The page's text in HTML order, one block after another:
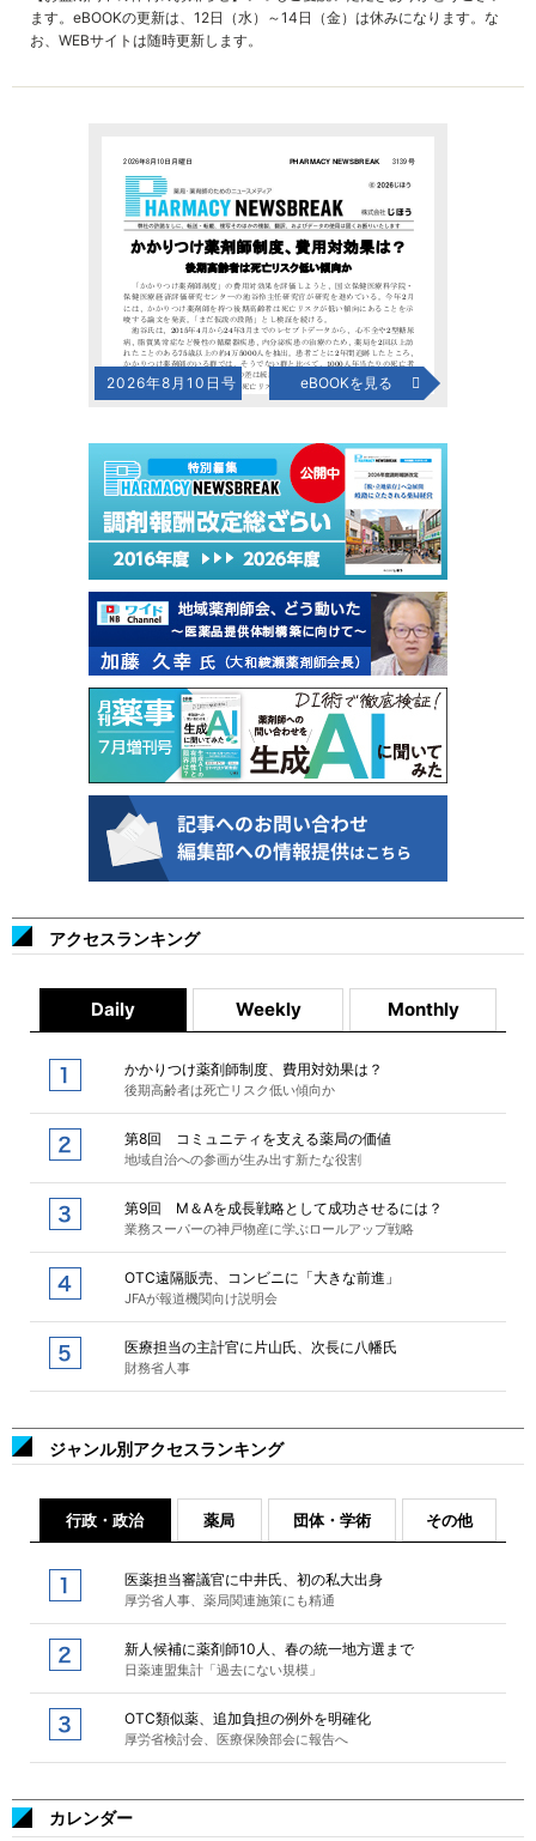
ます。eBOOKの更新は、12日（水）～14日（金）は休みになります。な
お、WEBサイトは随時更新します。
2026年8月10日号 eBOOKを見る
アクセスランキング
Daily Weekly Monthly
かかりつけ薬剤師制度、費用対効果は？
後期高齢者は死亡リスク低い傾向か
第8回 コミュニティを支える薬局の価値
地域自治への参画が生み出す新たな役割
第9回 M＆Aを成長戦略として成功させるには？
業務スーパーの神戸物産に学ぶロールアップ戦略
OTC遠隔販売、コンビニに「大きな前進」
JFAが報道機関向け説明会
医療担当の主計官に片山氏、次長に八幡氏
財務省人事
ジャンル別アクセスランキング
行政・政治 薬局 団体・学術 その他
医薬担当審議官に中井氏、初の私大出身
厚労省人事、薬局関連施策にも精通
新人候補に薬剤師10人、春の統一地方選まで
日薬連盟集計「過去にない規模」
OTC類似薬、追加負担の例外を明確化
厚労省検討会、医療保険部会に報告へ
カレンダー